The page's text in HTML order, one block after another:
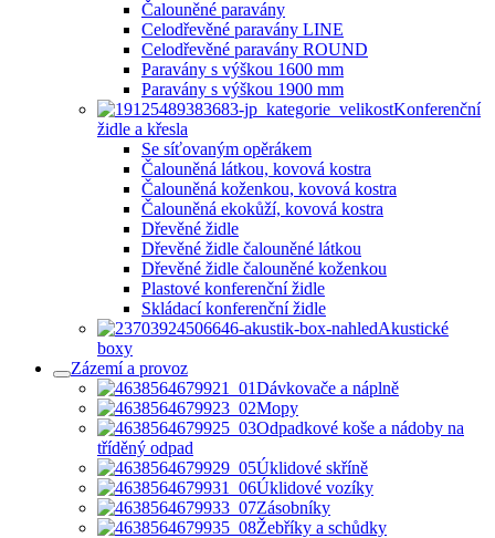
Čalouněné paravány
Celodřevěné paravány LINE
Celodřevěné paravány ROUND
Paravány s výškou 1600 mm
Paravány s výškou 1900 mm
Konferenční
židle a křesla
Se síťovaným opěrákem
Čalouněná látkou, kovová kostra
Čalouněná koženkou, kovová kostra
Čalouněná ekokůží, kovová kostra
Dřevěné židle
Dřevěné židle čalouněné látkou
Dřevěné židle čalouněné koženkou
Plastové konferenční židle
Skládací konferenční židle
Akustické
boxy
Zázemí a provoz
Dávkovače a náplně
Mopy
Odpadkové koše a nádoby na
tříděný odpad
Úklidové skříně
Úklidové vozíky
Zásobníky
Žebříky a schůdky